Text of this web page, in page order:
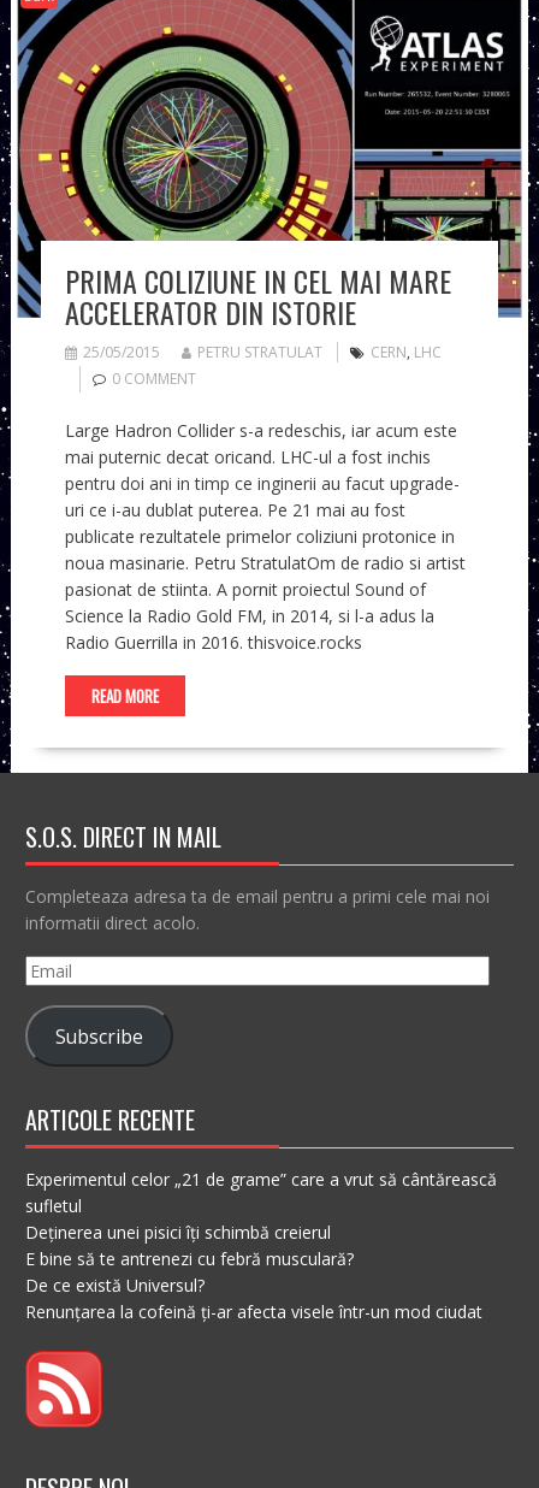
PRIMA COLIZIUNE IN CEL MAI MARE
ACCELERATOR DIN ISTORIE
25/05/2015 PETRU STRATULAT CERN, LHC
0 COMMENT
Large Hadron Collider s-a redeschis, iar acum este
mai puternic decat oricand. LHC-ul a fost inchis
pentru doi ani in timp ce inginerii au facut upgrade-
uri ce i-au dublat puterea. Pe 21 mai au fost
publicate rezultatele primelor coliziuni protonice in
noua masinarie. Petru StratulatOm de radio si artist
pasionat de stiinta. A pornit proiectul Sound of
Science la Radio Gold FM, in 2014, si l-a adus la
Radio Guerrilla in 2016. thisvoice.rocks
READ MORE
S.O.S. DIRECT IN MAIL
Completeaza adresa ta de email pentru a primi cele mai noi
informatii direct acolo.
Email
Subscribe
ARTICOLE RECENTE
Experimentul celor „21 de grame” care a vrut să cântărească
sufletul
Deținerea unei pisici îți schimbă creierul
E bine să te antrenezi cu febră musculară?
De ce există Universul?
Renunțarea la cofeină ți-ar afecta visele într-un mod ciudat